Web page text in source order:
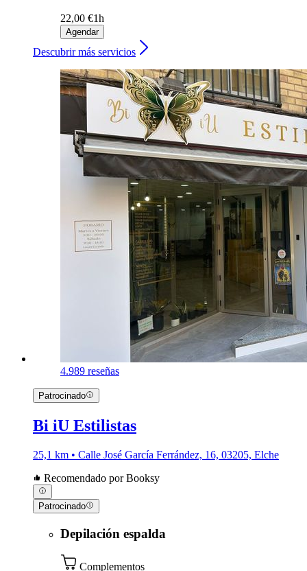
22,00 €1h
Agendar
Descubrir más servicios
4.989 reseñas
Patrocinado
Bi iU Estilistas
25,1 km • Calle José García Ferrández, 16, 03205, Elche
Recomendado por Booksy
Patrocinado
Depilación espalda
Complementos